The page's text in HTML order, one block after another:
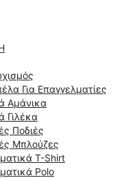
Για Επαγγελματίες
Αμάνικα
Γιλέκα
Ποδιές
Μπλούζες
T-Shirt
Polo